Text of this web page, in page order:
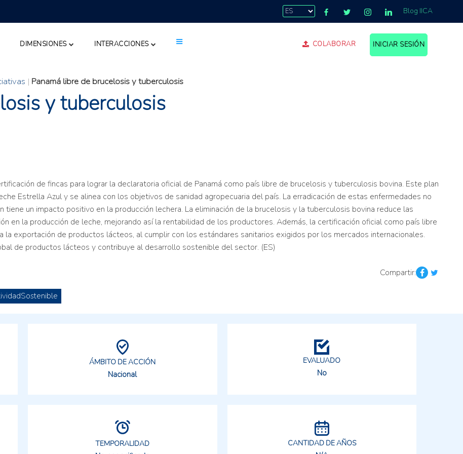
Blog IICA
DIMENSIONES INTERACCIONES COLABORAR INICIAR SESIÓN
| Panamá libre de brucelosis y tuberculosis
y tuberculosis
de fincas para lograr la declaratoria oficial de Panamá como país libre de brucelosis y tuberculosis bovina. Este plan
Estrella Azul y se alinea con los objetivos de sanidad agropecuaria del país. La erradicación de estas enfermedades no
un impacto positivo en la producción lechera. La eliminación de la brucelosis y la tuberculosis bovina reduce las
en la producción de leche, mejorando así la rentabilidad de los productores. Además, la certificación oficial como país libre
exportación de productos lácteos, al cumplir con los estándares sanitarios exigidos por los mercados internacionales.
de productos lácteos y contribuye al desarrollo sostenible del sector. (ES)
Compartir:
ÁMBITO DE ACCIÓN
Nacional
EVALUADO
No
TEMPORALIDAD CANTIDAD DE AÑOS